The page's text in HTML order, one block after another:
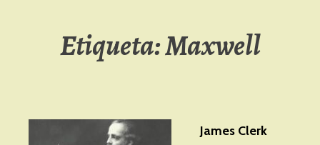
Etiqueta:Maxwell
James Clerk